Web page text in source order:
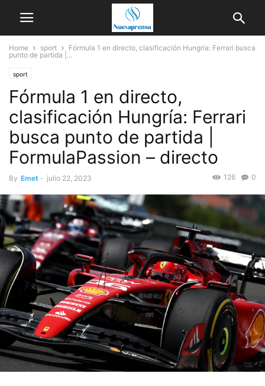
Home sport
Fórmula 1 en directo, clasificación Hungría: Ferrari busca
punto de partida |...
sport
Fórmula 1 en directo,
clasificación Hungría: Ferrari
busca punto de partida |
FormulaPassion – directo
By Emet - julio 22, 2023 0
126